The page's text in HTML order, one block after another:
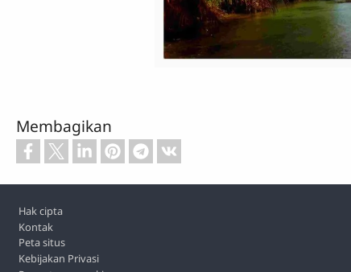
Membagikan
Footer
Hak cipta
Kontak
Peta situs
Kebijakan Privasi